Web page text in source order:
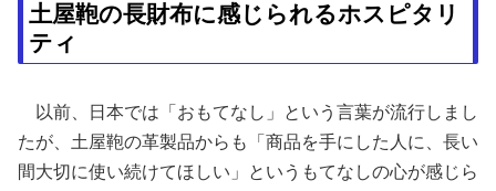
土屋鞄の長財布に感じられるホスピタリ
ティ
以前、日本では「おもてなし」という言葉が流行しまし
たが、土屋鞄の革製品からも「商品を手にした人に、長い
間大切に使い続けてほしい」というもてなしの心が感じら